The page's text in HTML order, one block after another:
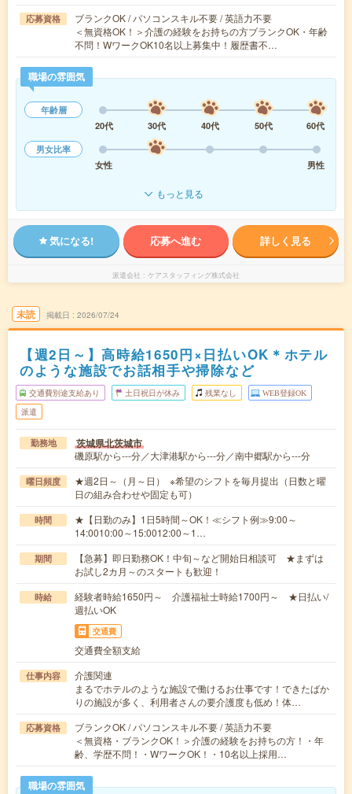
応募資格
ブランクOK / パソコンスキル不要 / 英語力不要
＜無資格OK！＞介護の経験をお持ちの方ブランクOK・年齢
不問！WワークOK10名以上募集中！履歴書不…
職場の雰囲気
年齢層
20代
30代 40代 50代
60代
男女比率
女性
男性
もっと見る
気になる! 応募へ進む 詳しく見る
派遣会社 ケアスタッフィング株式会社
未読 掲載日 2026/07/24
【週2日～】高時給1650円×日払いOK＊ホテル
のような施設でお話相手や掃除など
交通費別途支給あり 土日祝日が休み 残業なし WEB登録OK
派遣
勤務地 茨城県北茨城市
磯原駅から---分／大津港駅から---分／南中郷駅から---分
曜日頻度
★週2日～（月～日） ※希望のシフトを毎月提出（日数と曜
日の組み合わせや固定も可）
時間
★【日勤のみ】1日5時間～OK！≪シフト例≫9:00～
14:0010:00～15:0012:00～1…
期間
【急募】即日勤務OK！中旬～など開始日相談可 ★まずは
お試し2カ月～のスタートも歓迎！
時給
経験者時給1650円～ 介護福祉士時給1700円～ ★日払い/
週払いOK
交通費
交通費全額支給
仕事内容
介護関連
まるでホテルのような施設で働けるお仕事です！できたばか
りの施設が多く、利用者さんの要介護度も低め！体…
応募資格
ブランクOK / パソコンスキル不要 / 英語力不要
＜無資格・ブランクOK！＞介護の経験をお持ちの方！・年
齢、学歴不問！・WワークOK！・10名以上採用…
職場の雰囲気